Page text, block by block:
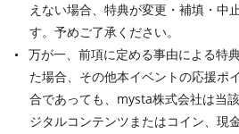
えない場合、特典が変更・補填・中
す。予めご了承ください。
万が一、前項に定める事由による特
た場合、その他本イベントの応援ポ
合であっても、mysta株式会社は当
ジタルコンテンツまたはコイン、現